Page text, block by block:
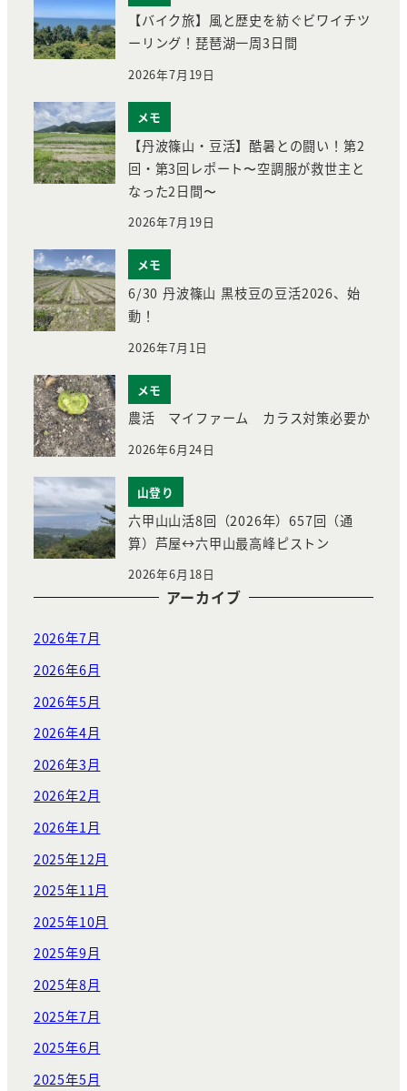
【バイク旅】風と歴史を紡ぐビワイチツ
ーリング！琵琶湖一周3日間
2026年7月19日
メモ
【丹波篠山・豆活】酷暑との闘い！第2
回・第3回レポート〜空調服が救世主と
なった2日間〜
2026年7月19日
メモ
6/30 丹波篠山 黒枝豆の豆活2026、始
動！
2026年7月1日
メモ
農活 マイファーム カラス対策必要か
2026年6月24日
山登り
六甲山山活8回（2026年）657回（通
算）芦屋↔︎六甲山最高峰ピストン
2026年6月18日
アーカイブ
2026年7月
2026年6月
2026年5月
2026年4月
2026年3月
2026年2月
2026年1月
2025年12月
2025年11月
2025年10月
2025年9月
2025年8月
2025年7月
2025年6月
2025年5月